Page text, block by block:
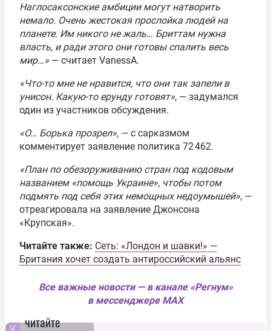
Наглосаксонские амбиции могут натворить
немало. Очень жестокая прослойка людей на
планете. Им никого не жаль… Бриттам нужна
власть, и ради этого они готовы спалить весь
мир…» — считает VanessA.
«Что-то мне не нравится, что они так запели в
унисон. Какую-то ерунду готовят», — задумался
один из участников обсуждения.
«О… Борька прозрел», — с сарказмом
комментирует заявление политика 72 462.
«План по обезоруживанию стран под кодовым
названием «помощь Украине», чтобы потом
подмять под себя этих немощных недоумышей», —
отреагировала на заявление Джонсона
«Крупская».
Читайте также: Сеть: «Лондон и шавки!» —
Британия хочет создать антироссийский альянс
Все важные новости — в канале «Регнум»
в мессенджере MAX
читайте